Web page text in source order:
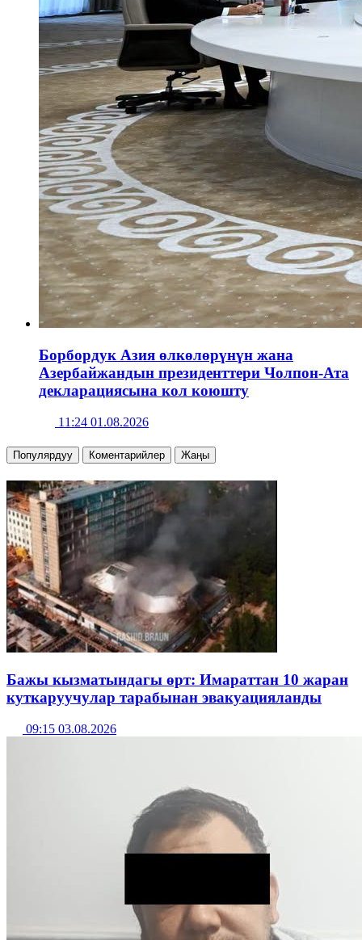
Борбордук Азия өлкөлөрүнүн жана
Азербайжандын президенттери Чолпон-Ата
декларациясына кол коюшту
11:24 01.08.2026
Популярдуу Коментарийлер Жаңы
Бажы кызматындагы өрт: Имараттан 10 жаран
куткаруучулар тарабынан эвакуацияланды
09:15 03.08.2026